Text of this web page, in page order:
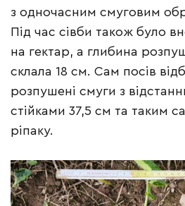
з одночасним смуговим
Під час сівби також було
на гектар, а глибина
склала 18 см. Сам посів
розпушені смуги з
стійками 37,5 см та таким
ріпаку.